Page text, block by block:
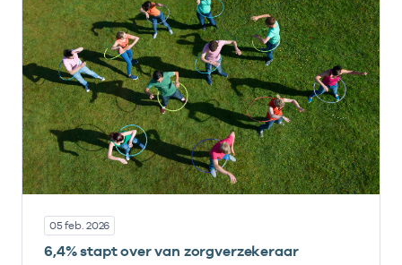
05 feb. 2026
6,4% stapt over van zorgverzekeraar